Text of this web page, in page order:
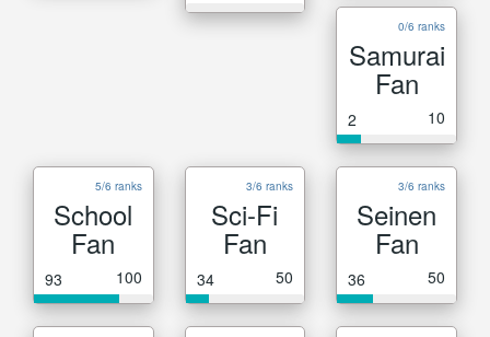
0/6 ranks
Samurai
Fan
2 10
5/6 ranks
School
Fan
93 100
3/6 ranks
Sci-Fi
Fan
34 50
3/6 ranks
Seinen
Fan
36 50